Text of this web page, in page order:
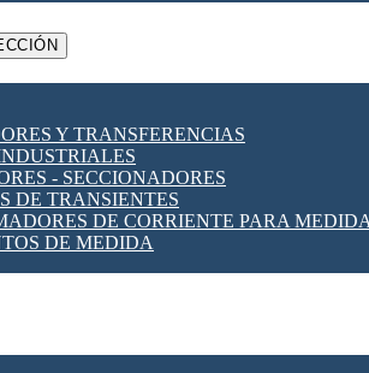
Y TRANSFERENCIAS
- SECCIONADORES
DE TRANSIENTES
DE CORRIENTE PARA
DE MEDIDA